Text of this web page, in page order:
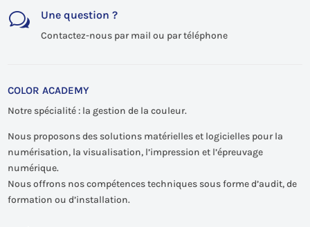
w Une question ?
Contactez-nous par mail ou par téléphone
COLOR ACADEMY
Notre spécialité : la gestion de la couleur.
Nous proposons des solutions matérielles et logicielles pour la
numérisation, la visualisation, l’impression et l’épreuvage
numérique.
Nous offrons nos compétences techniques sous forme d’audit, de
formation ou d’installation.